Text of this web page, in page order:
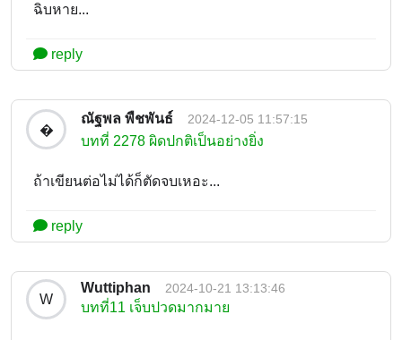
ฉิบหาย...
reply
�
ณัฐพล พืชพันธ์ 2024-12-05 11:57:15
บทที่ 2278 ผิดปกติเป็นอย่างยิ่ง
ถ้าเขียนต่อไม่ได้ก็ตัดจบเหอะ...
reply
W
Wuttiphan 2024-10-21 13:13:46
บทที่11 เจ็บปวดมากมาย